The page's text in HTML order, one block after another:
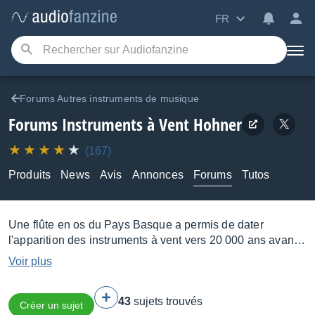
FR
Forums Autres instruments de musique
Forums Instruments à Vent Hohner
(167)
Produits
News Avis Annonces Forums Tutos
Une flûte en os du Pays Basque a permis de dater
l'apparition des instruments à vent vers 20 000 ans avant
JC. Si ces derniers utilisent tous les vibrations une
colonne d'air pour produire du son, cette colonne peut être
créée de différentes façons : par une poche (cornemuse),
un système mécanique (orgue, accordéon) ou plus
Voir plus
Créer un sujet 43 sujets trouvés